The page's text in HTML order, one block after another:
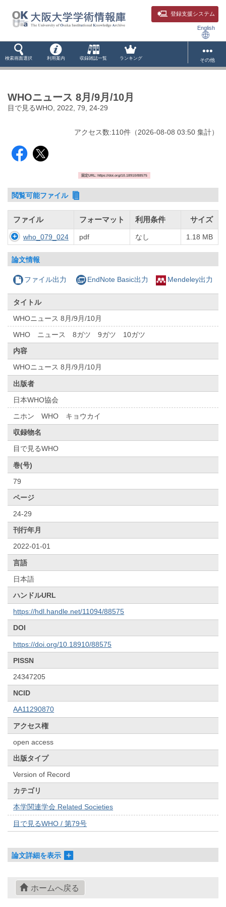
登録支援システム
English
検索画面選択 利用案内 収録雑誌一覧 ランキング その他
WHOニュース 8月/9月/10月
目で見るWHO, 2022, 79, 24-29
アクセス数:110件 （2026-08-08 03:50 集計）
固定URL: https://doi.org/10.18910/88575
閲覧可能ファイル
ファイル フォーマット 利用条件 サイズ
who_079_024 pdf なし 1.18 MB
論文情報
ファイル出力 EndNote Basic出力 Mendeley出力
タイトル
WHOニュース 8月/9月/10月
WHO ニュース 8ガツ 9ガツ 10ガツ
内容
WHOニュース 8月/9月/10月
出版者
日本WHO協会
ニホン WHO キョウカイ
収録物名
目で見るWHO
巻(号)
79
ページ
24-29
刊行年月
2022-01-01
言語
日本語
ハンドルURL
https://hdl.handle.net/11094/88575
DOI
https://doi.org/10.18910/88575
PISSN
24347205
NCID
AA11290870
アクセス権
open access
出版タイプ
Version of Record
カテゴリ
本学関連学会 Related Societies
目で見るWHO / 第79号
論文詳細を表示
ホームへ戻る